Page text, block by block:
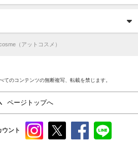
（アットコスメ）
てのコンテンツの無断複写、転載を禁じます。
ページトップへ
ント